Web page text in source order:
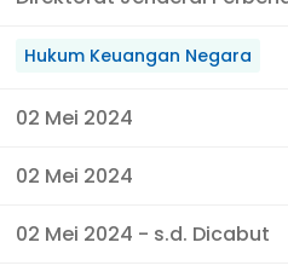
Hukum Keuangan Negara
02 Mei 2024
02 Mei 2024
02 Mei 2024 - s.d. Dicabut